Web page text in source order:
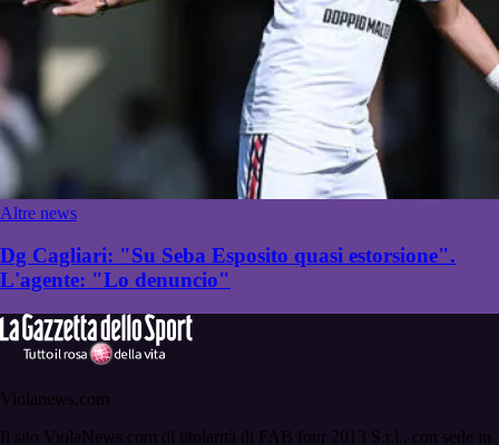
Altre news
Dg Cagliari: "Su Seba Esposito quasi estorsione".
L'agente: "Lo denuncio"
Violanews.com
Il sito ViolaNews.com di titolarità di FAB four 2013 S.r.l., con sede in